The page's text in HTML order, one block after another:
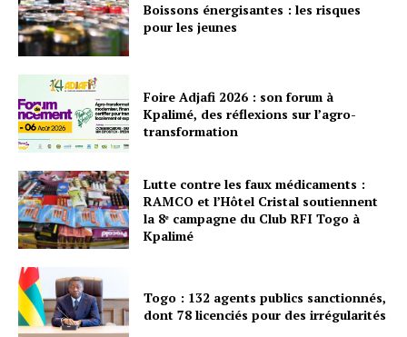
Boissons énergisantes : les risques
pour les jeunes
Foire Adjafi 2026 : son forum à
Kpalimé, des réflexions sur l’agro-
transformation
Lutte contre les faux médicaments :
RAMCO et l’Hôtel Cristal soutiennent
la 8ᵉ campagne du Club RFI Togo à
Kpalimé
Togo : 132 agents publics sanctionnés,
dont 78 licenciés pour des irrégularités